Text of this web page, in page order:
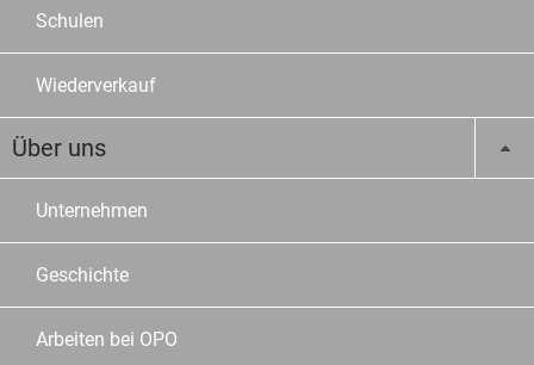
Schulen
Wiederverkauf
Über uns
Unternehmen
Geschichte
Arbeiten bei OPO